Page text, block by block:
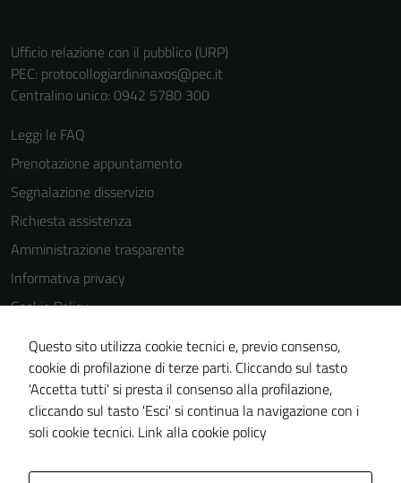
Ufficio relazione con il pubblico (URP)
PEC: protocollogiardininaxos@pec.it
Centralino unico: 0942 5780 300
Leggi le FAQ
Prenotazione appuntamento
Segnalazione disservizio
Richiesta assistenza
Amministrazione trasparente
Informativa privacy
Cookie Policy
Note legali
Dichiarazione di accessibilità
Obiettivi di accessibilità
Piano di miglioramento del sito
Questo sito utilizza cookie tecnici e, previo consenso,
cookie di profilazione di terze parti. Cliccando sul tasto
'Accetta tutti' si presta il consenso alla profilazione,
cliccando sul tasto 'Esci' si continua la navigazione con i
soli cookie tecnici. Link alla cookie policy